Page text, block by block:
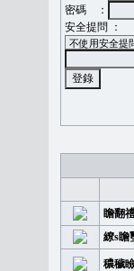
密碼 ：
安全提問 ：
瞻翻
繚s瞻
穠穢